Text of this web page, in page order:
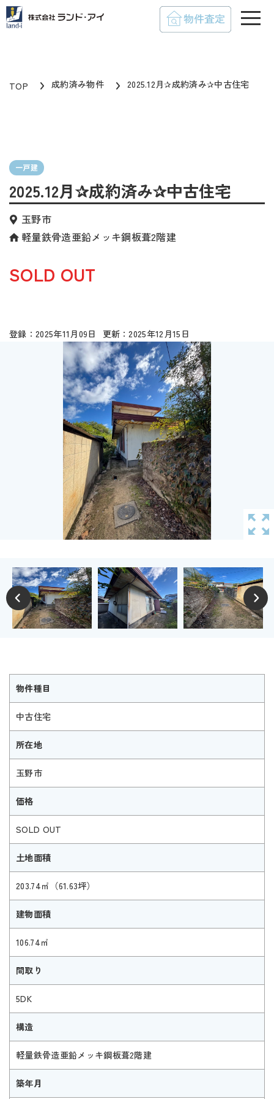
TOP 成約済み物件 2025.12月✰成約済み✰中古住宅
一戸建
2025.12月✰成約済み✰中古住宅
玉野市
軽量鉄骨造亜鉛メッキ鋼板葺2階建
SOLD OUT
2025年11月09日 2025年12月15日
物件種目
中古住宅
所在地
玉野市
価格
SOLD OUT
土地面積
203.74㎡（61.63坪）
建物面積
106.74㎡
間取り
5DK
構造
軽量鉄骨造亜鉛メッキ鋼板葺2階建
築年月